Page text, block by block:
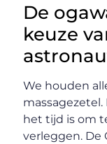
De
keuze
We houden
het tijd is om
verleggen. De